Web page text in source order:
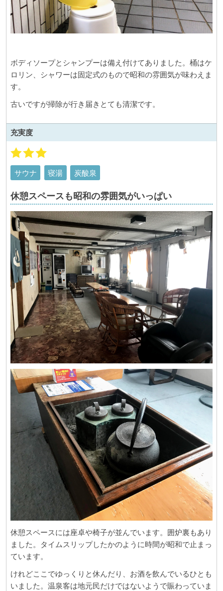
ボディソープとシャンプーは備え付けてありました。桶はケ
ロリン、シャワーは固定式のもので昭和の雰囲気が味わえま
す。
古いですが掃除が行き届きとても清潔です。
充実度
サウナ 寝湯 炭酸泉
休憩スペースも昭和の雰囲気がいっぱい
休憩スペースには座卓や椅子が並んでいます。囲炉裏もあり
ました。タイムスリップしたかのように時間が昭和で止まっ
ています。
けれどここでゆっくりと休んだり、お酒を飲んでいるひとも
いました。温泉客は地元民だけではないようで賑わっていま